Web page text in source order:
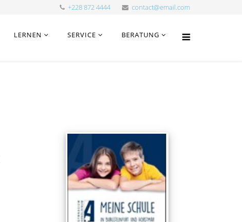
+228 872 4444 contact@email.com
LERNEN SERVICE BERATUNG